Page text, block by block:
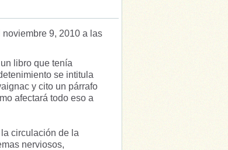
noviembre 9, 2010 a las
libro que tenía
se intitula
y cito un párrafo
afectará todo eso a
circulación de la
nerviosos,